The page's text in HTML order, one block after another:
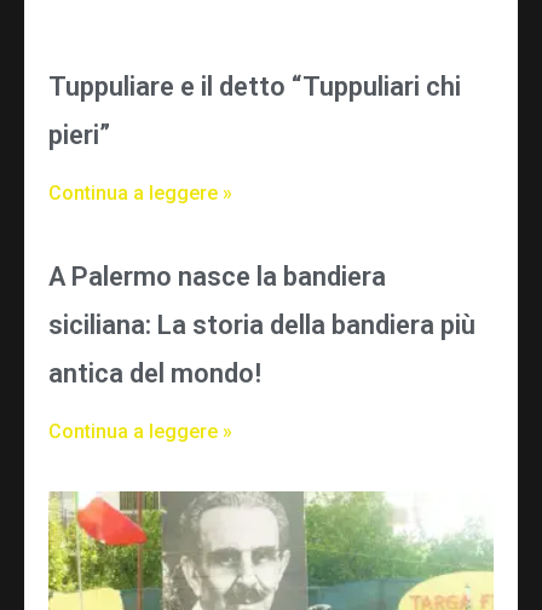
Tuppuliare e il detto “Tuppuliari chi
pieri”
Continua a leggere »
A Palermo nasce la bandiera
siciliana: La storia della bandiera più
antica del mondo!
Continua a leggere »